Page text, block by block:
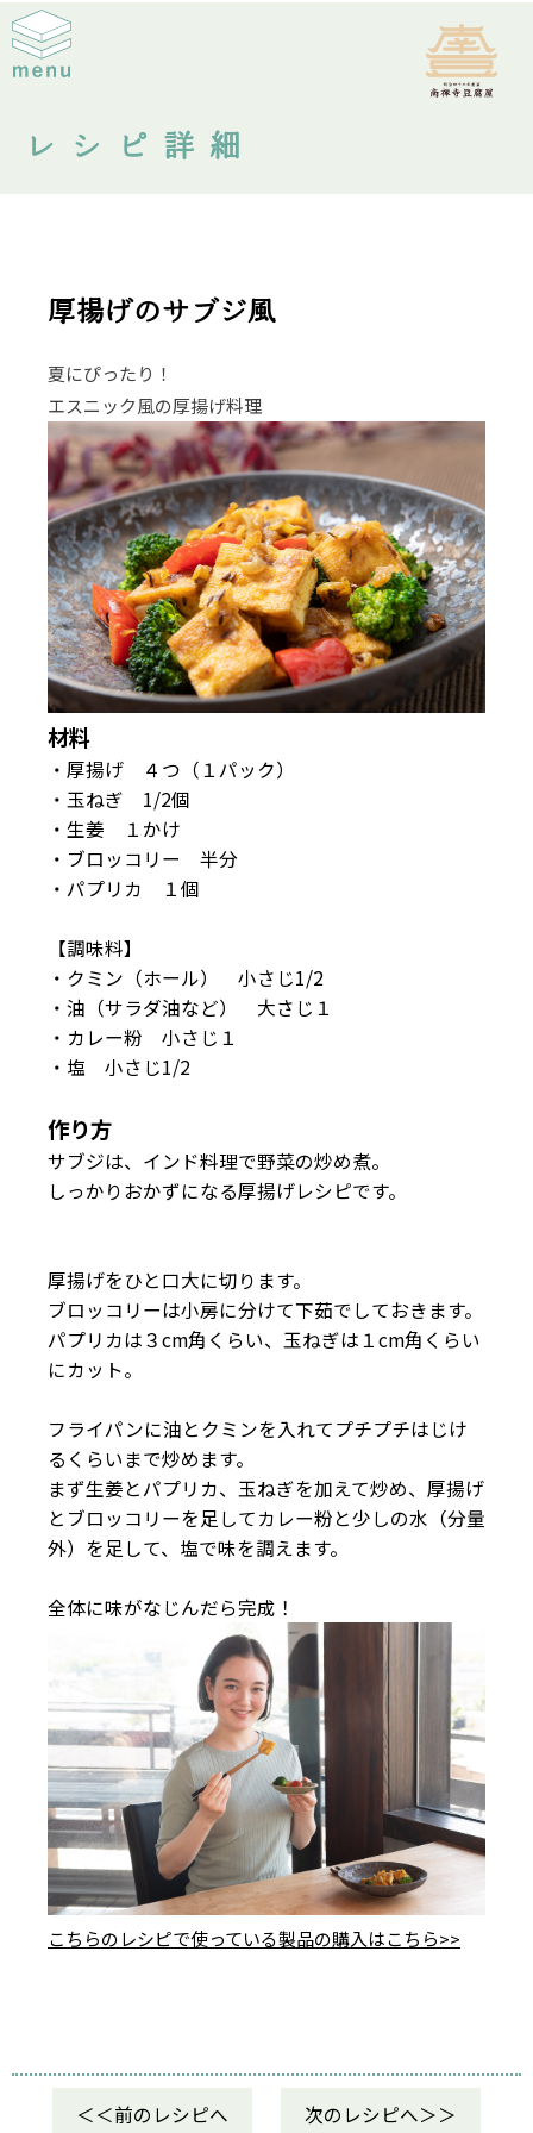
レシピ詳細
厚揚げのサブジ風
夏にぴったり！
エスニック風の厚揚げ料理
材料
・厚揚げ ４つ（１パック）
・玉ねぎ 1/2個
・生姜 １かけ
・ブロッコリー 半分
・パプリカ １個
【調味料】
・クミン（ホール） 小さじ1/2
・油（サラダ油など） 大さじ１
・カレー粉 小さじ１
・塩 小さじ1/2
作り方
サブジは、インド料理で野菜の炒め煮。
しっかりおかずになる厚揚げレシピです。
厚揚げをひと口大に切ります。
ブロッコリーは小房に分けて下茹でしておきます。
パプリカは３cm角くらい、玉ねぎは１cm角くらい
にカット。
フライパンに油とクミンを入れてプチプチはじけ
るくらいまで炒めます。
まず生姜とパプリカ、玉ねぎを加えて炒め、厚揚げ
とブロッコリーを足してカレー粉と少しの水（分量
外）を足して、塩で味を調えます。
全体に味がなじんだら完成！
こちらのレシピで使っている製品の購入はこちら>>
前のレシピへ 次のレシピへ